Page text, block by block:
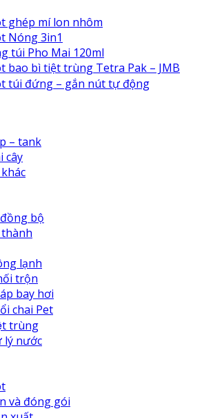
ghép mí lon nhôm
Nóng 3in1
túi Pho Mai 120ml
bao bì tiệt trùng Tetra Pak – JMB
túi đứng – gắn nút tự động
– tank
cây
bộ
lạnh
trộn
bay hơi
chai Pet
trùng
lý nước
và đóng gói